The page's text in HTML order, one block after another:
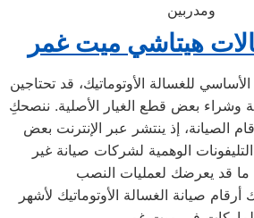
ومدربين
هيتاشي ميت غمر
للغسالة الأوتوماتيك، قد تحتاجين
وشراء بعض قطع الغيار الأصلية. ننصحكِ
الصيانة، إذ ينتشر عبر الإنترنت بعض
التليفونات الوهمية لشركات صيانة غير
صيانة الغسالة الأوتوماتيك لأشهر